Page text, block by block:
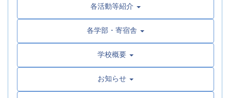
各活動等紹介
各学部・寄宿舎
学校概要
お知らせ